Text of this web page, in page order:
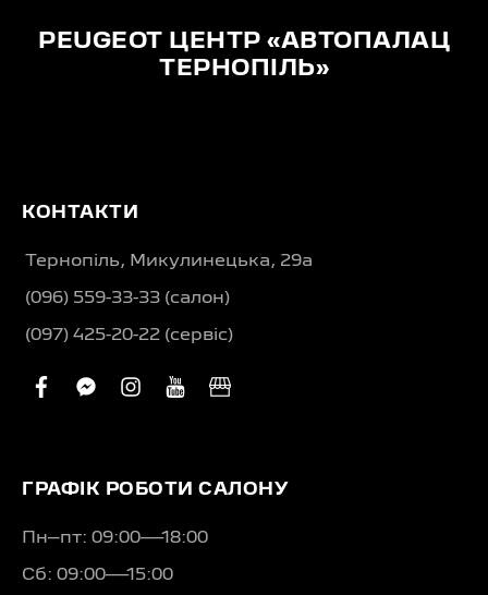
PEUGEOT ЦЕНТР «АВТОПАЛАЦ
ТЕРНОПІЛЬ»
КОНТАКТИ
Тернопіль, Микулинецька, 29а
(096) 559-33-33 (салон)
(097) 425-20-22 (сервіс)
facebook
facebook-
instagram
youtube
business
ГРАФІК РОБОТИ САЛОНУ
Пн–пт: 09:00—18:00
Сб: 09:00—15:00